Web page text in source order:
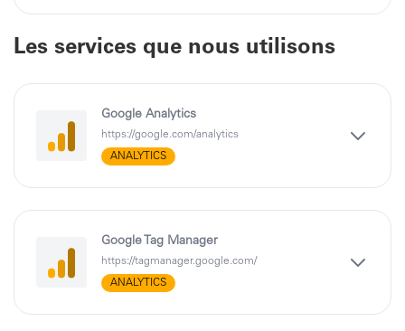
Les services que nous utilisons
Google Analytics
https://google.com/analytics
ANALYTICS
Google Tag Manager
https://tagmanager.google.com/
ANALYTICS